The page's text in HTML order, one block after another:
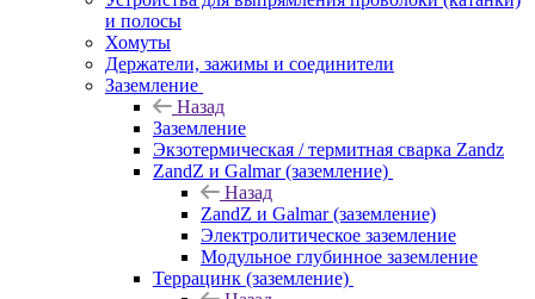
и полосы
Хомуты
Держатели, зажимы и соединители
Заземление
Назад
Заземление
Экзотермическая / термитная сварка Zandz
ZandZ и Galmar (заземление)
Назад
ZandZ и Galmar (заземление)
Электролитическое заземление
Модульное глубинное заземление
Террацинк (заземление)